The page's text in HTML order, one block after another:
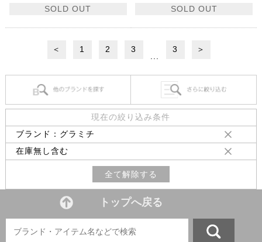
SOLD OUT SOLD OUT
＜ 1 2 3 3 ＞
現在の絞り込み条件
ブランド：グラミチ
在庫無し含む
全て解除する
トップへ戻る